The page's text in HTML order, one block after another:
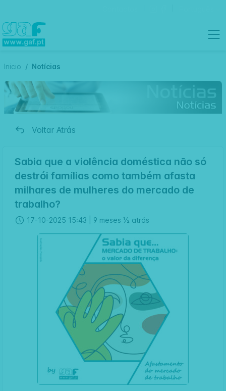
Inicio Notícias
Voltar Atrás
Sabia que a violência doméstica não só
destrói famílias como também afasta
milhares de mulheres do mercado de
trabalho?
17-10-2025 15:43 | 9 meses ½ atrás